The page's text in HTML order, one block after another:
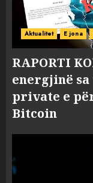
Aktualitet E jona
RAPORTI
energjinë sa
private e
Bitcoin